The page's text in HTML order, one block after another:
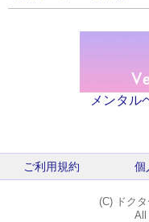
メンタル
ご利用規約 個
(C) ドク
All